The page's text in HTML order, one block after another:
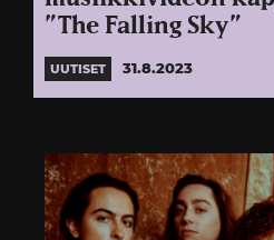
”The Falling Sky”
UUTISET 31.8.2023